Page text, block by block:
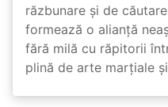
răzbunare și de
formează o alianță
fără milă cu răpitorii
plină de arte marțiale